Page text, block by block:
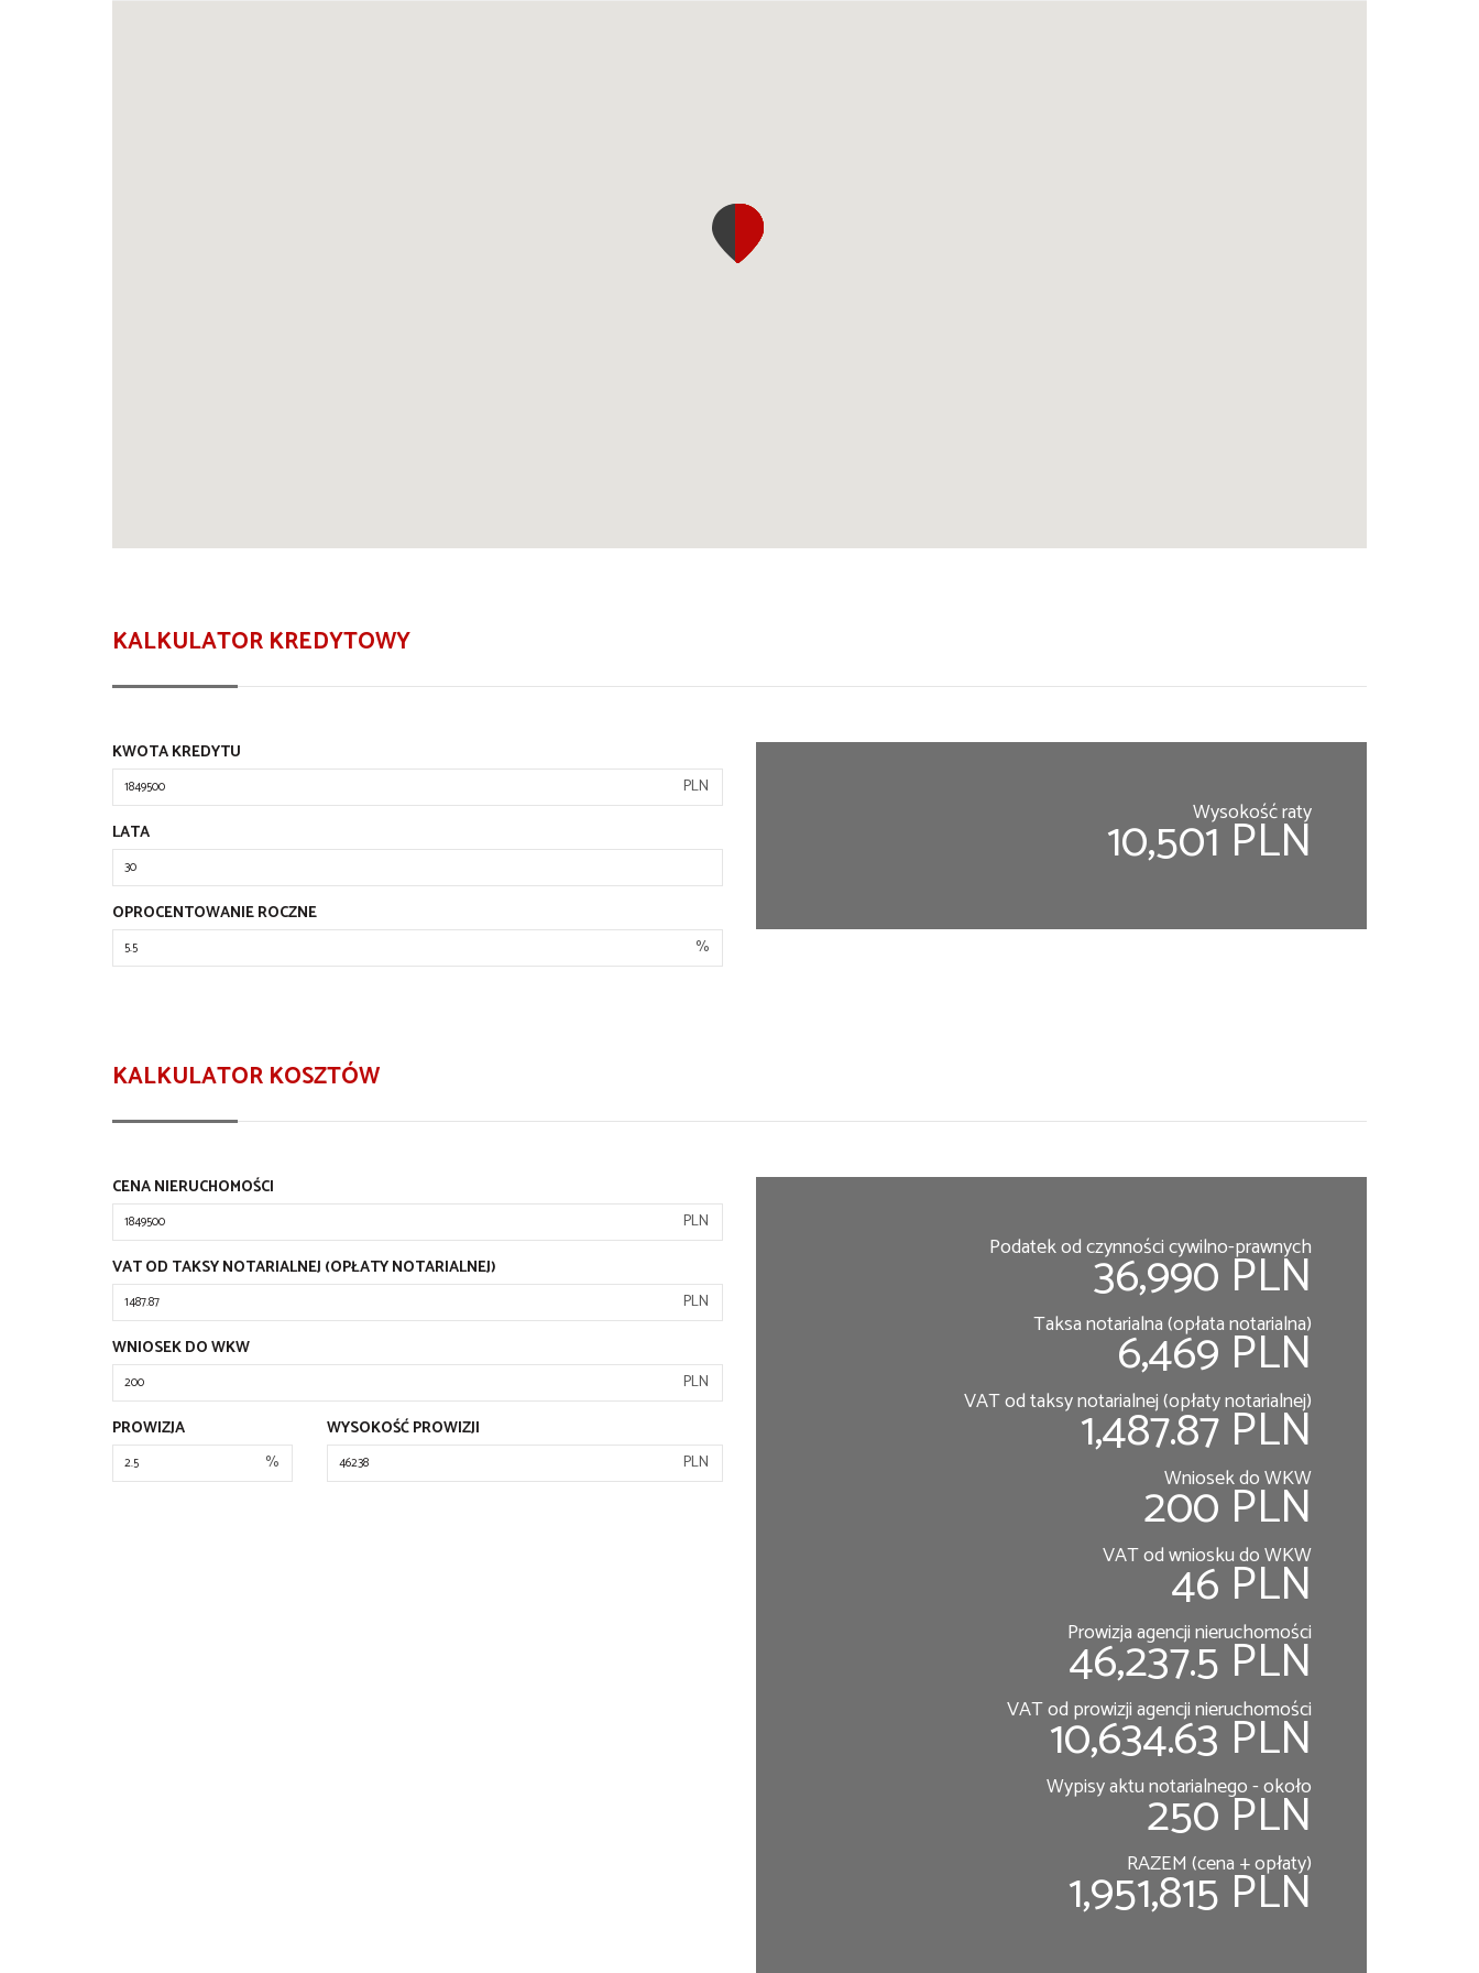
KALKULATOR KREDYTOWY
KWOTA KREDYTU
PLN
LATA
OPROCENTOWANIE ROCZNE
%
Wysokość raty
10,501 PLN
KALKULATOR KOSZTÓW
CENA NIERUCHOMOŚCI
PLN
VAT OD TAKSY NOTARIALNEJ (OPŁATY NOTARIALNEJ)
PLN
WNIOSEK DO WKW
PLN
PROWIZJA
%
WYSOKOŚĆ PROWIZJI
PLN
Podatek od czynności cywilno-prawnych
36,990 PLN
Taksa notarialna (opłata notarialna)
6,469 PLN
VAT od taksy notarialnej (opłaty notarialnej)
1,487.87 PLN
Wniosek do WKW
200 PLN
VAT od wniosku do WKW
46 PLN
Prowizja agencji nieruchomości
46,237.5 PLN
VAT od prowizji agencji nieruchomości
10,634.63 PLN
Wypisy aktu notarialnego - około
250 PLN
RAZEM (cena + opłaty)
1,951,815 PLN